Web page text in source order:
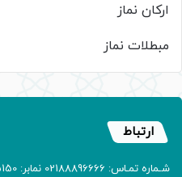
ارکان نماز
مبطلات نماز
ارتباط
شـماره تمـاس: 02188896666 نمابر: 02188905150